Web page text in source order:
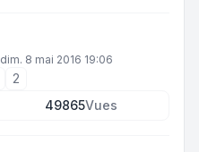
dim. 8 mai 2016 19:06
2
49865Vues